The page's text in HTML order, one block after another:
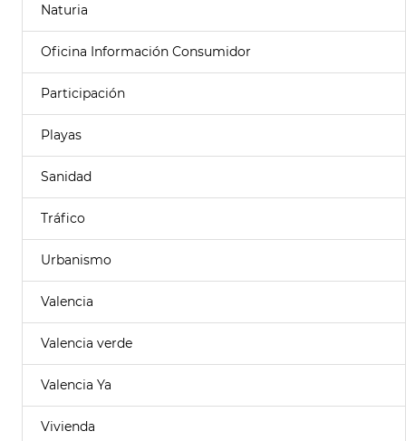
Naturia
Oficina Información Consumidor
Participación
Playas
Sanidad
Tráfico
Urbanismo
Valencia
Valencia verde
Valencia Ya
Vivienda